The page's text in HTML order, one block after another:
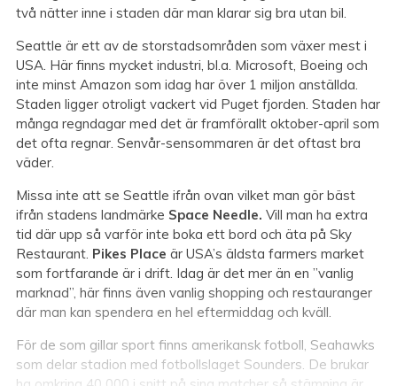
två nätter inne i staden där man klarar sig bra utan bil.
Seattle är ett av de storstadsområden som växer mest i
USA. Här finns mycket industri, bl.a. Microsoft, Boeing och
inte minst Amazon som idag har över 1 miljon anställda.
Staden ligger otroligt vackert vid Puget fjorden. Staden har
många regndagar med det är framförallt oktober-april som
det ofta regnar. Senvår-sensommaren är det oftast bra
väder.
Missa inte att se Seattle ifrån ovan vilket man gör bäst
ifrån stadens landmärke Space Needle. Vill man ha extra
tid där upp så varför inte boka ett bord och äta på Sky
Restaurant. Pikes Place är USA’s äldsta farmers market
som fortfarande är i drift. Idag är det mer än en ”vanlig
marknad”, här finns även vanlig shopping och restauranger
där man kan spendera en hel eftermiddag och kväll.
För de som gillar sport finns amerikansk fotboll, Seahawks
som delar stadion med fotbollslaget Sounders. De brukar